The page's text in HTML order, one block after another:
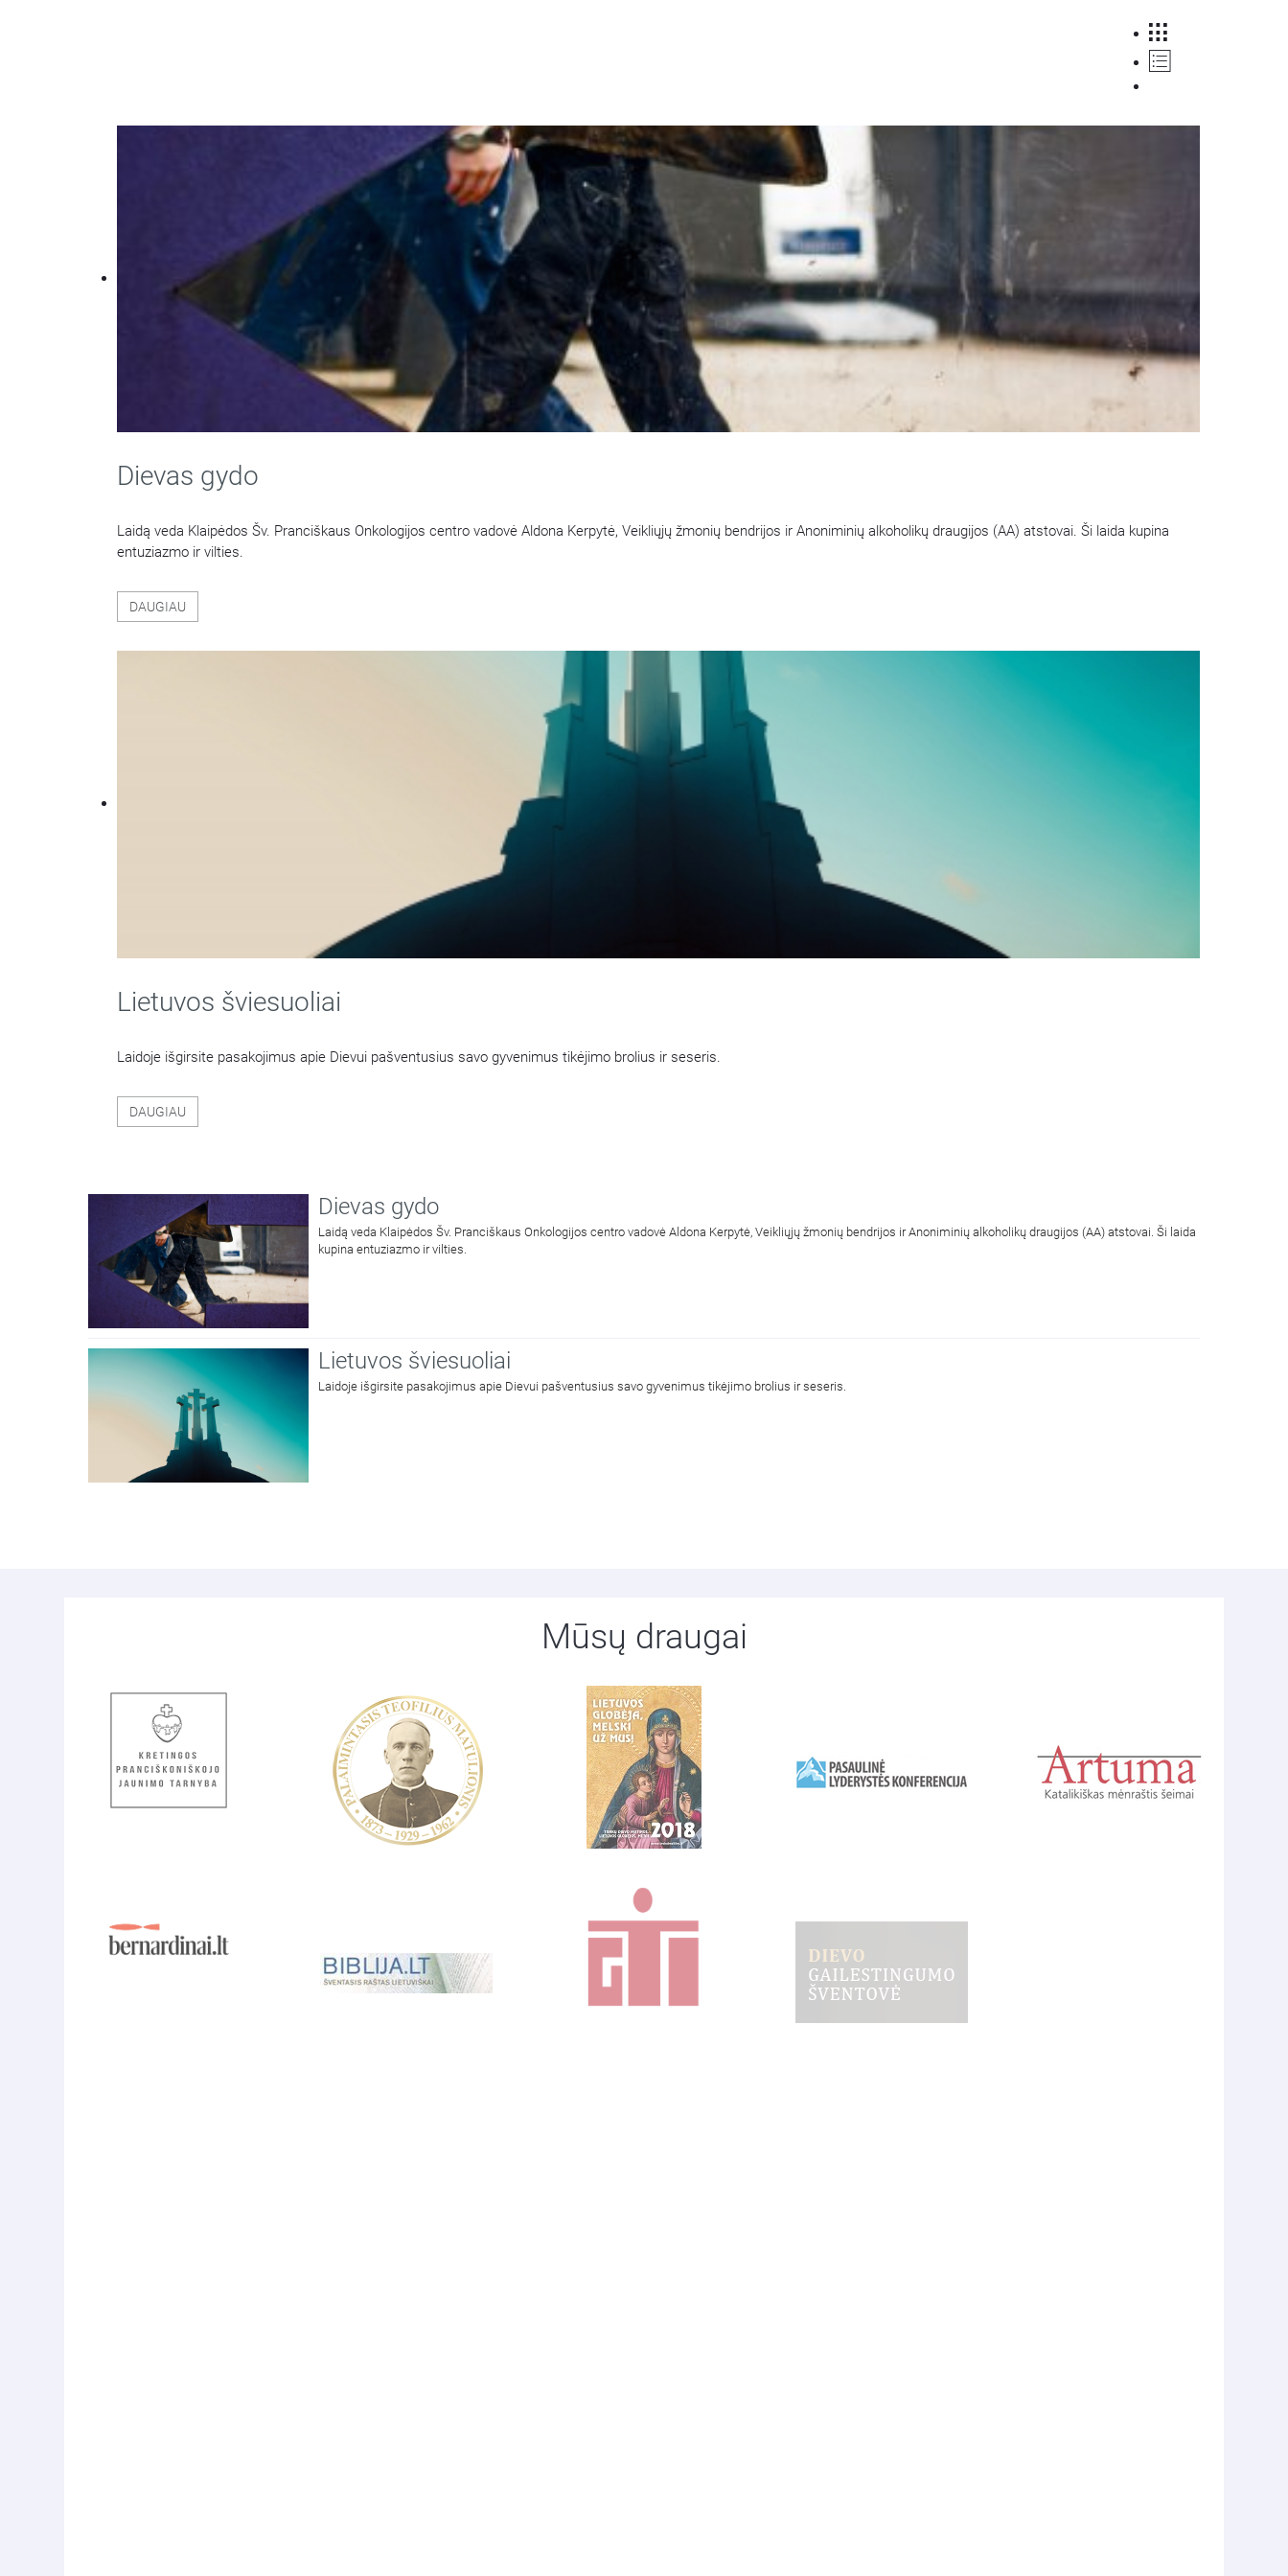
Dievas gydo
Laidą veda Klaipėdos Šv. Pranciškaus Onkologijos centro vadovė Aldona Kerpytė, Veikliųjų žmonių bendrijos ir Anoniminių alkoholikų draugijos (AA) atstovai. Ši laida kupina
entuziazmo ir vilties.
DAUGIAU
Lietuvos šviesuoliai
Laidoje išgirsite pasakojimus apie Dievui pašventusius savo gyvenimus tikėjimo brolius ir seseris.
DAUGIAU
Dievas gydo
Laidą veda Klaipėdos Šv. Pranciškaus Onkologijos centro vadovė Aldona Kerpytė, Veikliųjų žmonių bendrijos ir Anoniminių alkoholikų draugijos (AA) atstovai. Ši laida
kupina entuziazmo ir vilties.
Lietuvos šviesuoliai
Laidoje išgirsite pasakojimus apie Dievui pašventusius savo gyvenimus tikėjimo brolius ir seseris.
Mūsų draugai